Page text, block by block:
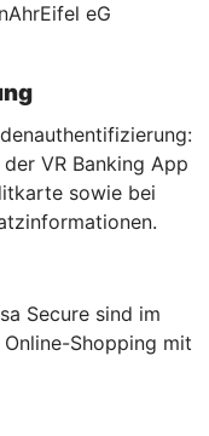
eG
VR Banking App
sowie bei
Secure sind im
Shopping mit